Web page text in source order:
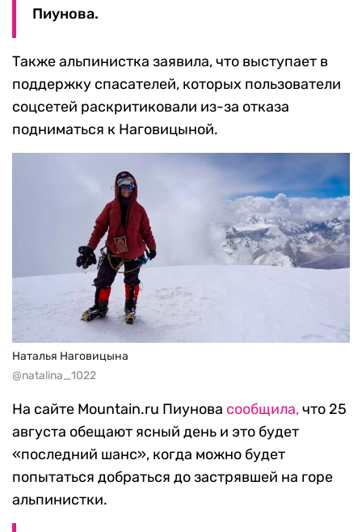
Пиунова.
Также альпинистка заявила, что выступает в
поддержку спасателей, которых пользователи
соцсетей раскритиковали из-за отказа
подниматься к Наговицыной.
Наталья Наговицына
@natalina_1022
На сайте Mountain.ru Пиунова сообщила,что 25
августа обещают ясный день и это будет
«последний шанс», когда можно будет
попытаться добраться до застрявшей на горе
альпинистки.